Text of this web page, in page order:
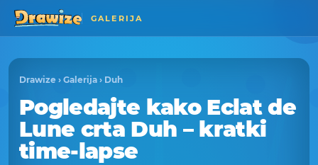
GALERIJA
Drawize › Galerija › Duh
Pogledajte kako Eclat de
Lune crta Duh – kratki
time-lapse